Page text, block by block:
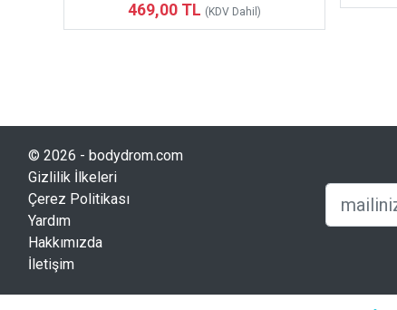
469,00 TL (KDV Dahil)
© 2026 - bodydrom.com
Gizlilik İlkeleri
Çerez Politikası
Yardım
Hakkımızda
İletişim